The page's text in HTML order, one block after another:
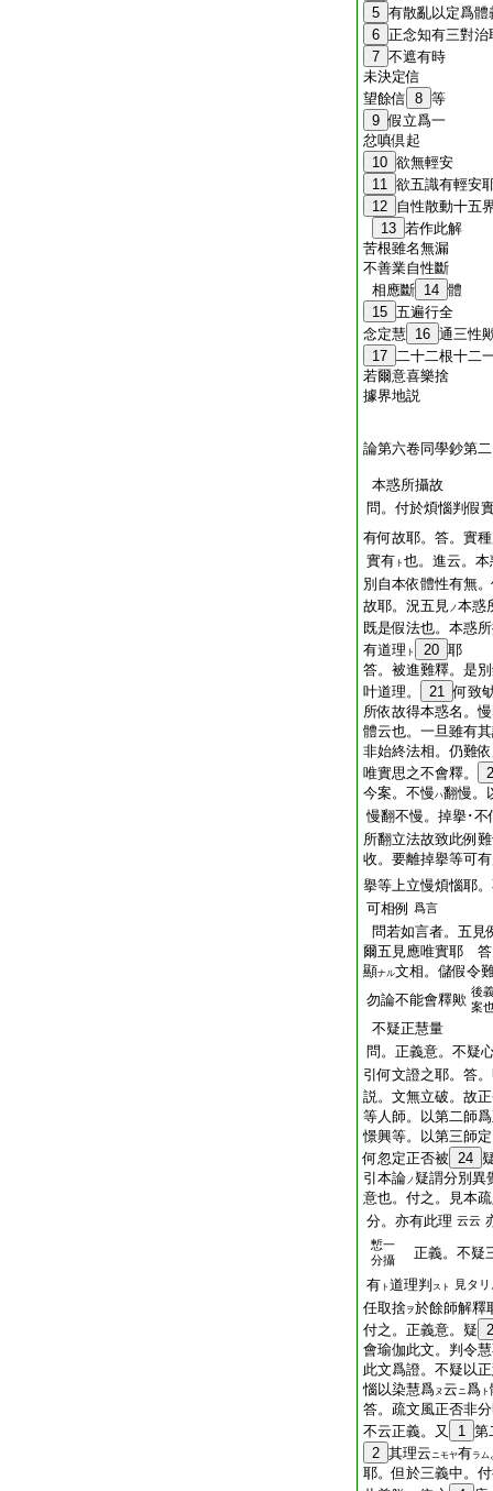
5 有散亂以定爲體
6 正念知有三對治
7 不遮有時
未決定信
望餘信 8 等
9 假立爲一
忿嗔倶起
10 欲無輕安
11 欲五識有輕安
12 自性散動十五
13 若作此解
苦根雖名無漏
不善業自性斷
相應斷 14 體
15 五遍行全
念定慧 16 通三性
17 二十二根十二
若爾意喜樂捨
據界地説
論第六卷同學鈔第二
本惑所攝故
問。付於煩惱判假
有何故耶。答。實
實有 ト 也。進云。
別自本依體性有無
故耶。況五見ノ本惑
既是假法也。本惑
有道理 ト 20 耶
答。被進難釋。是
叶道理。
21 何致
所依故得本惑名。
體云也。一旦雖有
非始終法相。仍難
唯實思之不會釋。
今案。不慢ハ翻慢。
慢翻不慢。掉擧･不
所翻立法故致此例
收。要離掉擧等可
擧等上立慢煩惱耶
可相例
爲言
問若如言者。五見
爾五見應唯實耶 答
顯ナル文相。儲假令
勿論不能會釋歟 後
案
不疑正慧量
問。正義意。不疑
引何文證之耶。答
説。文無立破。故
等人師。以第二師
憬興等。以第三師定
何忽定正否被 24
引本論ノ 疑謂分別異
意也。付之。見本
分。亦有此理 云云
慙一
分攝
正義。不疑
有 ト 道理判 スト 見タ
任取捨ヲ於餘師解釋
付之。正義意。疑
會瑜伽此文。判令
此文爲證。不疑以
惱以染慧爲ヌ云ニ爲 ト
答。疏文風正否非
不云正義。又
1 第
2 其理云ニモヤ有ラム
耶。但於三義中。